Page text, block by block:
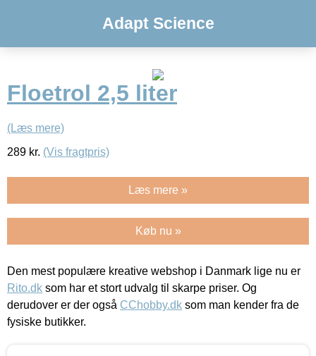
Adapt Science
Floetrol 2,5 liter
(Læs mere)
289 kr. (Vis fragtpris)
Læs mere »
Køb nu »
Den mest populære kreative webshop i Danmark lige nu er
Rito.dk som har et stort udvalg til skarpe priser. Og
derudover er der også CChobby.dk som man kender fra de
fysiske butikker.